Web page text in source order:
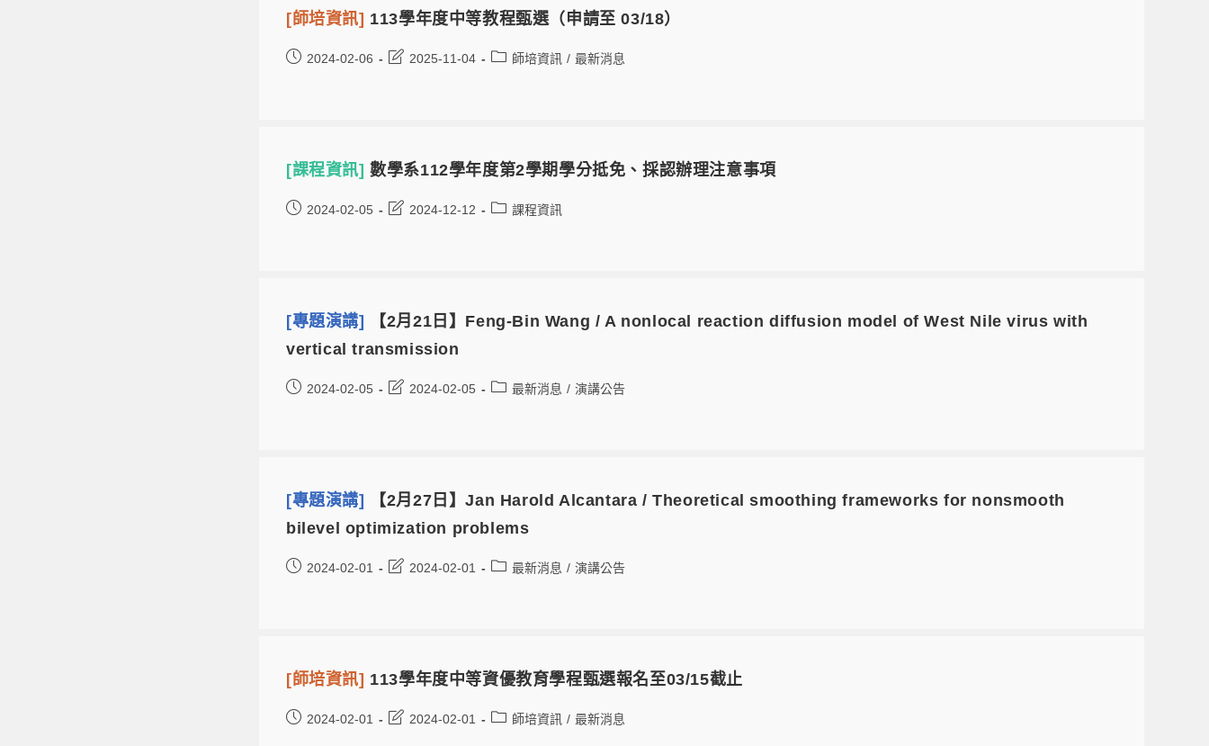
[師培資訊] 113學年度中等教程甄選（申請至 03/18）
2024-02-06 2025-11-04 師培資訊 / 最新消息
[課程資訊]數學系112學年度第2學期學分抵免、採認辦理注意事項
2024-02-05 2024-12-12 課程資訊
[專題演講]
【2月21日】Feng-Bin Wang / A nonlocal reaction diffusion model of West Nile virus with
vertical transmission
2024-02-05 2024-02-05 最新消息 / 演講公告
[專題演講]
【2月27日】Jan Harold Alcantara / Theoretical smoothing frameworks for nonsmooth
bilevel optimization problems
2024-02-01 2024-02-01 最新消息 / 演講公告
[師培資訊] 113學年度中等資優教育學程甄選報名至03/15截止
2024-02-01 2024-02-01 師培資訊 / 最新消息